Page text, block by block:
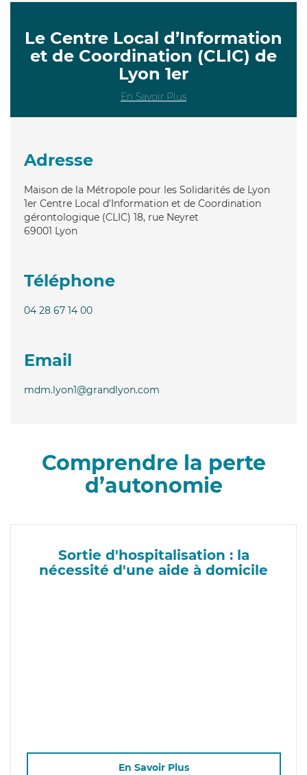
Le Centre Local d’Information
et de Coordination (CLIC) de
Lyon 1er
En Savoir Plus
Adresse
Maison de la Métropole pour les Solidarités de Lyon
1er Centre Local d'Information et de Coordination
gérontologique (CLIC) 18, rue Neyret
69001 Lyon
Téléphone
04 28 67 14 00
Email
mdm.lyon1@grandlyon.com
Comprendre la perte
d’autonomie
Sortie d'hospitalisation : la
nécessité d'une aide à domicile
En Savoir Plus